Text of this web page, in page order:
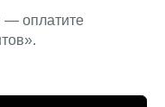
— оплатите